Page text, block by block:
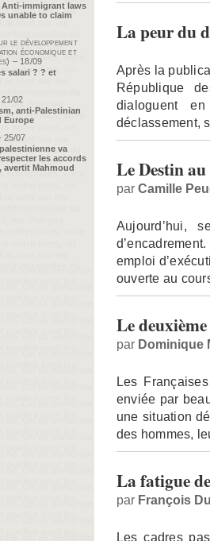
La peur du
Après la
République
dialoguent
déclassement,
Le Destin
par Camille
Aujourd’hui,
emploi
ouverte au
Le
par Dominique
Les
enviée par
une situation
des hommes,
La fatigue
par François
Les cadres
Anti-immigrant laws
unable to claim
le développement
économique et
– 18/09
salari ? ? et
02
anti-Palestinian
Europe
25/07
va
les accords
avertit Mahmoud